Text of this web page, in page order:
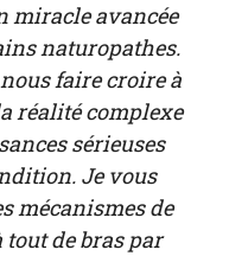
miracle avancée
naturopathes.
faire croire à
réalité complexe
sérieuses
Je vous
mécanismes de
de bras par